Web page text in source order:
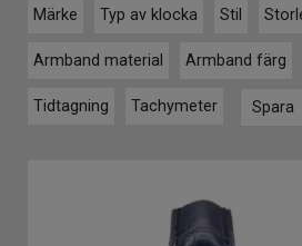
Märke Typ av klocka Stil
Armband material Armband färg
Tidtagning Tachymeter Spara